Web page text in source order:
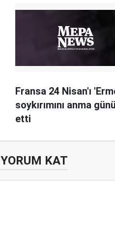
Fransa 24 Nisan'ı
soykırımını anma
etti
YORUM KAT